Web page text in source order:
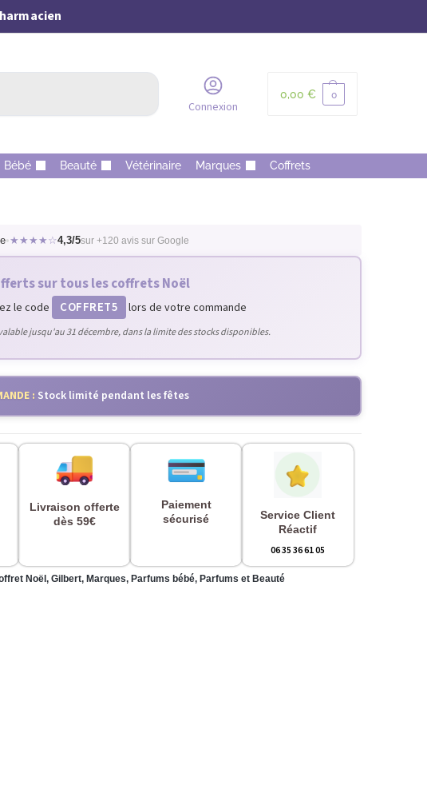
Connexion
0,00 € 0
Bébé Beauté Vétérinaire Marques Coffrets
•★★★★☆4,3/5sur +120 avis sur Google
sur tous les coffrets Noël
le code COFFRET5 lors de votre commande
jusqu'au 31 décembre, dans la limite des stocks disponibles.
: Stock limité pendant les fêtes
Livraison offerte
dès 59€
Paiement
sécurisé
Service Client
Réactif
06 35 36 61 05
Noël , Gilbert, Marques, Parfums bébé, Parfums et Beauté